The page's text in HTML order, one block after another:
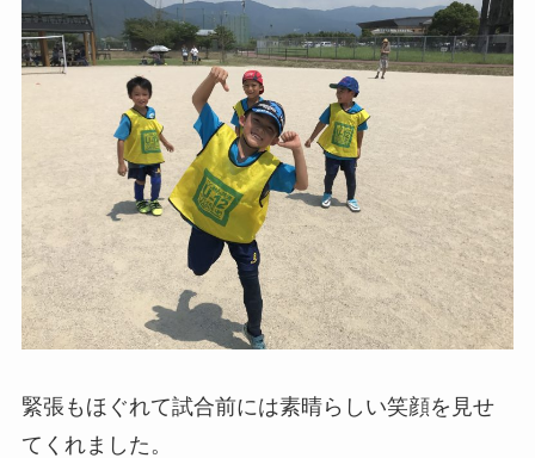
緊張もほぐれて試合前には素晴らしい笑顔を見せ
てくれました。